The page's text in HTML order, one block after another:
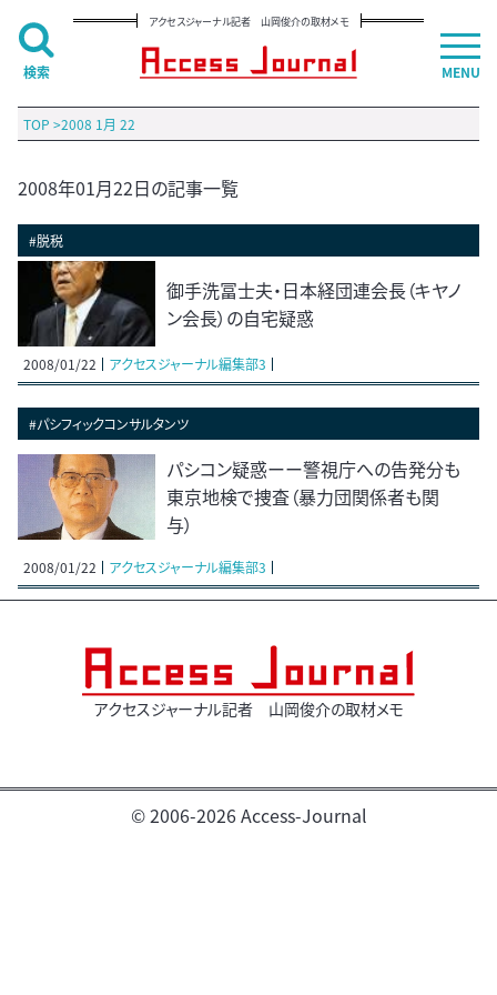
アクセスジャーナル記者 山岡俊介の取材メモ
TOP >2008 1月 22
2008年01月22日の記事一覧
#脱税
御手洗冨士夫・日本経団連会長（キヤノ
ン会長）の自宅疑惑
2008/01/22 アクセスジャーナル編集部3
#パシフィックコンサルタンツ
パシコン疑惑ーー警視庁への告発分も
東京地検で捜査（暴力団関係者も関
与）
2008/01/22 アクセスジャーナル編集部3
アクセスジャーナル記者 山岡俊介の取材メモ
© 2006-2026 Access-Journal
MENU
検索